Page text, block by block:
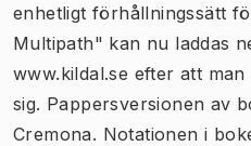
enhetligt förhållningssätt
Multipath" kan nu laddas
www.kildal.se efter att
sig. Pappersversionen av
Cremona. Notationen i